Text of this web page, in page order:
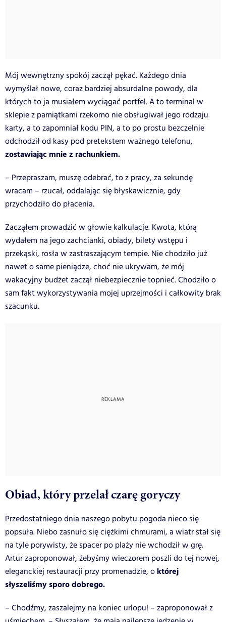
Mój wewnętrzny spokój zaczął pękać. Każdego dnia
wymyślał nowe, coraz bardziej absurdalne powody, dla
których to ja musiałem wyciągać portfel. A to terminal w
sklepie z pamiątkami rzekomo nie obsługiwał jego rodzaju
karty, a to zapomniał kodu PIN, a to po prostu bezczelnie
odchodził od kasy pod pretekstem ważnego telefonu,
zostawiając mnie z rachunkiem.
– Przepraszam, muszę odebrać, to z pracy, za sekundę
wracam – rzucał, oddalając się błyskawicznie, gdy
przychodziło do płacenia.
Zacząłem prowadzić w głowie kalkulacje. Kwota, którą
wydałem na jego zachcianki, obiady, bilety wstępu i
przekąski, rosła w zastraszającym tempie. Nie chodziło już
nawet o same pieniądze, choć nie ukrywam, że mój
wakacyjny budżet zaczął niebezpiecznie topnieć. Chodziło o
sam fakt wykorzystywania mojej uprzejmości i całkowity brak
szacunku.
Obiad, który przelał czarę goryczy
Przedostatniego dnia naszego pobytu pogoda nieco się
popsuła. Niebo zasnuło się ciężkimi chmurami, a wiatr stał się
na tyle porywisty, że spacer po plaży nie wchodził w grę.
Artur zaproponował, żebyśmy wieczorem poszli do tej nowej,
eleganckiej restauracji przy promenadzie, o której
słyszeliśmy sporo dobrego.
– Chodźmy, zaszalejmy na koniec urlopu! – zaproponował z